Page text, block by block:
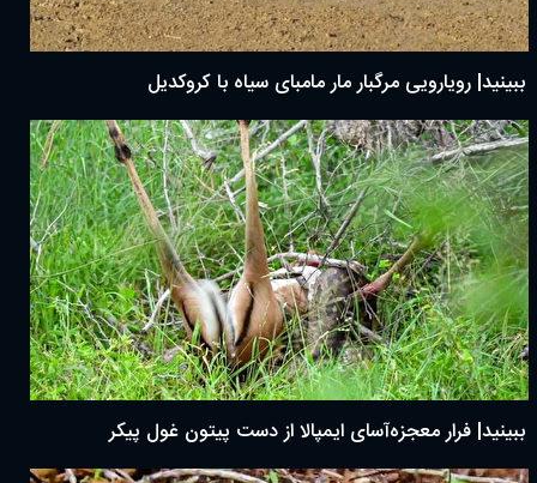
ببینید| رویارویی مرگبار مار مامبای سیاه با کروکدیل
ببینید| فرار معجزه‌آسای ایمپالا از دست پیتون غول پیکر